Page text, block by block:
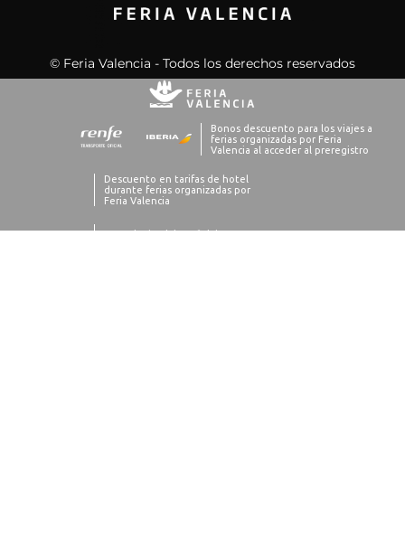
© Feria Valencia - Todos los derechos reservados